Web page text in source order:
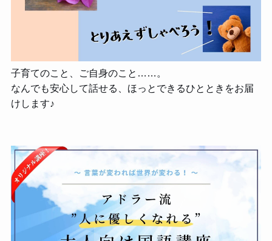
子育てのこと、ご自身のこと……。
なんでも安心して話せる、ほっとできるひとときをお届
けします♪